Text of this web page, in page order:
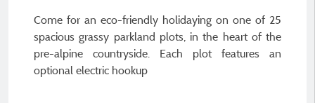
Come for an eco-friendly holidaying on one of 25
spacious grassy parkland plots, in the heart of the
pre-alpine countryside. Each plot features an
optional electric hookup